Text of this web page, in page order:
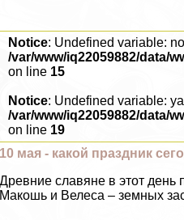
Notice: Undefined variable:
/var/www/iq22059882/data/
on line 15
Notice: Undefined variable:
/var/www/iq22059882/data/
on line 19
10 мая - какой праздник
Древние славяне в этот день
Макошь и Велеса – земных